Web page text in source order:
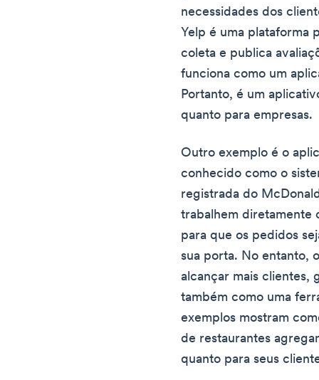
necessidades dos
Yelp é uma plataforma
coleta e publica
funciona como um
Portanto, é um
quanto para empresas.
Outro exemplo é o
conhecido como o
registrada do
trabalhem diretamente
para que os pedidos
sua porta. No entanto,
alcançar mais clientes,
também como uma
exemplos mostram
de restaurantes
quanto para seus